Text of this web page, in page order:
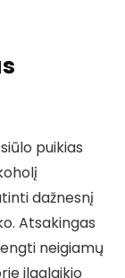
puikias
dažnesnį
Atsakingas
neigiamų
ilgalaikio